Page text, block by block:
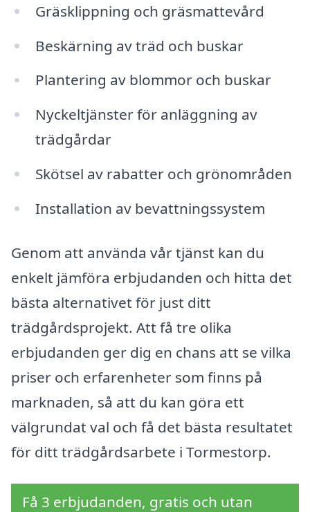
Gräsklippning och gräsmattevård
Beskärning av träd och buskar
Plantering av blommor och buskar
Nyckeltjänster för anläggning av
trädgårdar
Skötsel av rabatter och grönområden
Installation av bevattningssystem
Genom att använda vår tjänst kan du
enkelt jämföra erbjudanden och hitta det
bästa alternativet för just ditt
trädgårdsprojekt. Att få tre olika
erbjudanden ger dig en chans att se vilka
priser och erfarenheter som finns på
marknaden, så att du kan göra ett
välgrundat val och få det bästa resultatet
för ditt trädgårdsarbete i Tormestorp.
Få 3 erbjudanden, gratis och utan